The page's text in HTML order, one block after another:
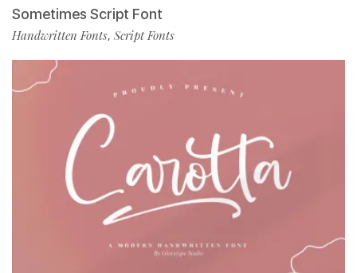
Sometimes Script Font
Handwritten Fonts, Script Fonts